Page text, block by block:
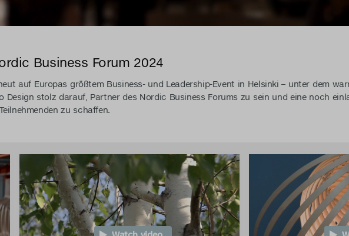
Business Forum 2024
auf Europas größtem Business- und Leadership-Event in Helsinki – unter dem
stolz darauf, Partner des Nordic Business Forums zu sein und eine noch
zu schaffen.